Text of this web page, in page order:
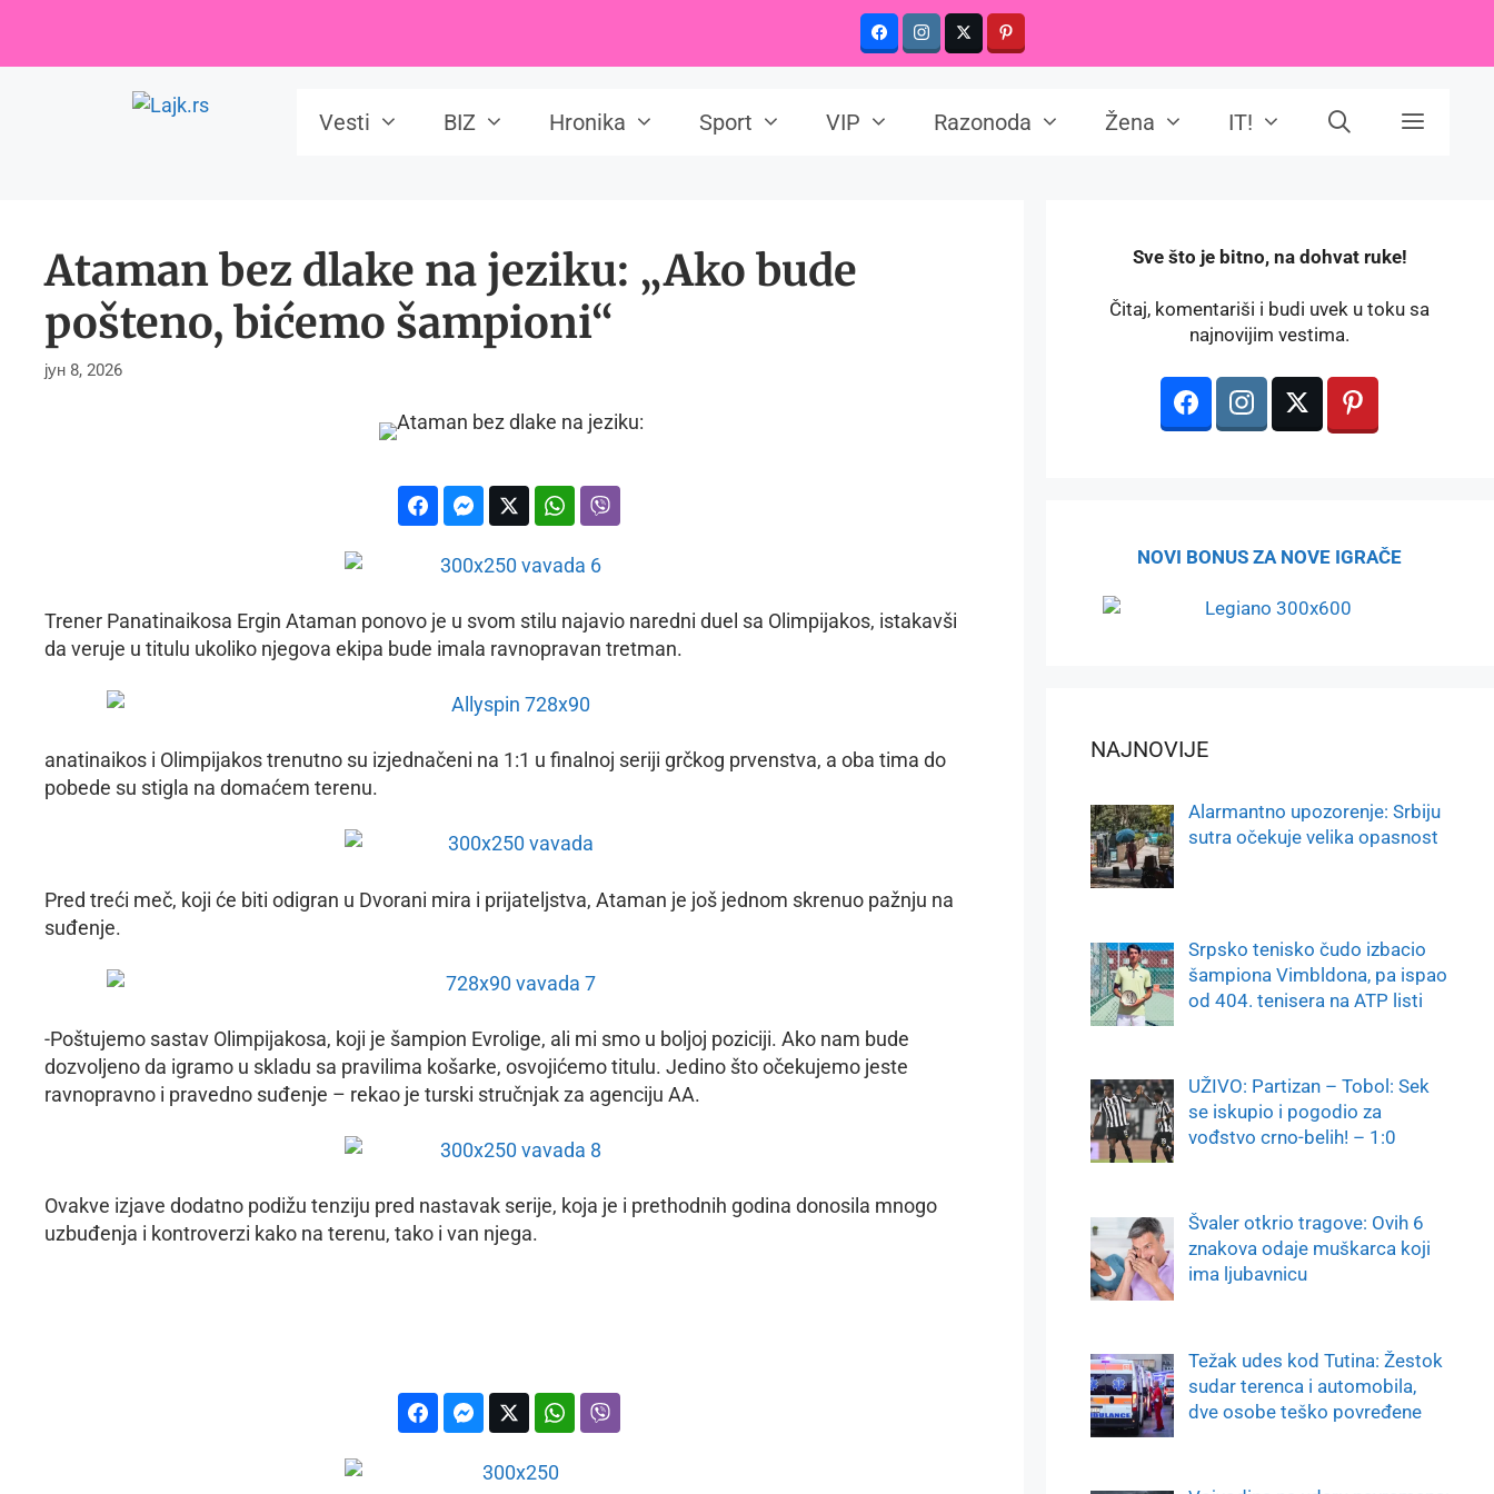
content
Vesti BIZ Hronika Sport VIP Razonoda Žena IT!
Ataman bez dlake na jeziku: „Ako bude
pošteno, bićemo šampioni“
јун 8, 2026
Trener Panatinaikosa Ergin Ataman ponovo je u svom stilu najavio naredni duel sa Olimpijakos, istakavši
da veruje u titulu ukoliko njegova ekipa bude imala ravnopravan tretman.
anatinaikos i Olimpijakos trenutno su izjednačeni na 1:1 u finalnoj seriji grčkog prvenstva, a oba tima do
pobede su stigla na domaćem terenu.
Pred treći meč, koji će biti odigran u Dvorani mira i prijateljstva, Ataman je još jednom skrenuo pažnju na
suđenje.
-Poštujemo sastav Olimpijakosa, koji je šampion Evrolige, ali mi smo u boljoj poziciji. Ako nam bude
dozvoljeno da igramo u skladu sa pravilima košarke, osvojićemo titulu. Jedino što očekujemo jeste
ravnopravno i pravedno suđenje – rekao je turski stručnjak za agenciju AA.
Ovakve izjave dodatno podižu tenziju pred nastavak serije, koja je i prethodnih godina donosila mnogo
uzbuđenja i kontroverzi kako na terenu, tako i van njega.
️Sve što je bitno, na dohvat ruke!
Čitaj, komentariši i budi uvek u toku sa
najnovijim vestima.
NOVI BONUS ZA NOVE IGRAČE
NAJNOVIJE
Alarmantno upozorenje: Srbiju
sutra očekuje velika opasnost
Srpsko tenisko čudo izbacio
šampiona Vimbldona, pa ispao
od 404. tenisera na ATP listi
UŽIVO: Partizan – Tobol: Sek
se iskupio i pogodio za
vođstvo crno-belih! – 1:0
Švaler otkrio tragove: Ovih 6
znakova odaje muškarca koji
ima ljubavnicu
Težak udes kod Tutina: Žestok
sudar terenca i automobila,
dve osobe teško povređene